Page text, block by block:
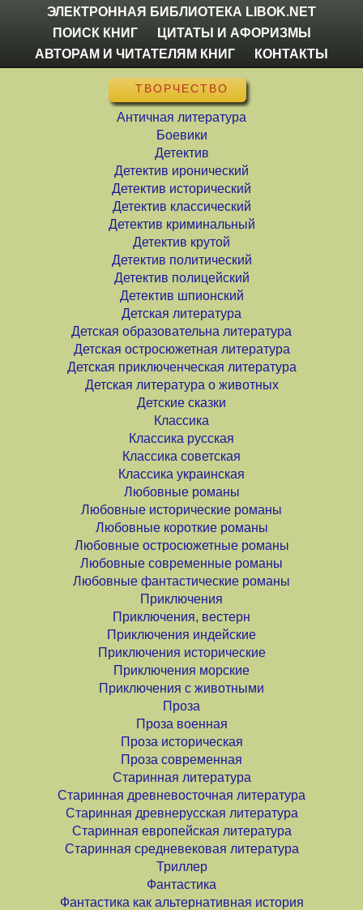
ЭЛЕКТРОННАЯ БИБЛИОТЕКА LIBOK.NET
ПОИСК КНИГ
ЦИТАТЫ И АФОРИЗМЫ
АВТОРАМ И ЧИТАТЕЛЯМ КНИГ
КОНТАКТЫ
ТВОРЧЕСТВО
Античная литература
Боевики
Детектив
Детектив иронический
Детектив исторический
Детектив классический
Детектив криминальный
Детектив крутой
Детектив политический
Детектив полицейский
Детектив шпионский
Детская литература
Детская образовательна литература
Детская остросюжетная литература
Детская приключенческая литература
Детская литература о животных
Детские сказки
Классика
Классика русская
Классика советская
Классика украинская
Любовные романы
Любовные исторические романы
Любовные короткие романы
Любовные остросюжетные романы
Любовные современные романы
Любовные фантастические романы
Приключения
Приключения, вестерн
Приключения индейские
Приключения исторические
Приключения морские
Приключения с животными
Проза
Проза военная
Проза историческая
Проза современная
Старинная литература
Старинная древневосточная литература
Старинная древнерусская литература
Старинная европейская литература
Старинная средневековая литература
Триллер
Фантастика
Фантастика как альтернативная история